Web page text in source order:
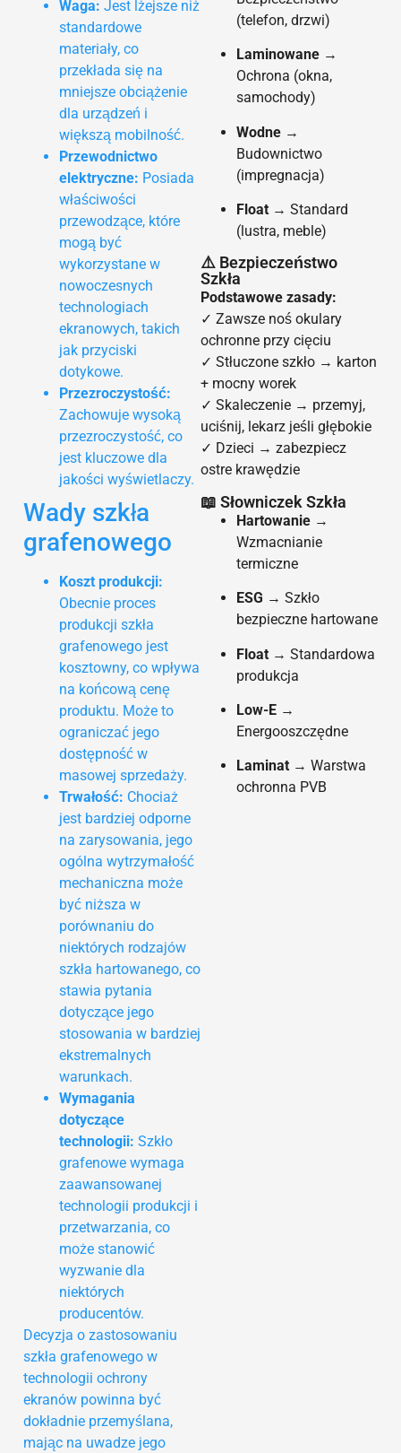
Waga: Jest lżejsze niż
standardowe
materiały, co
przekłada się na
mniejsze obciążenie
dla urządzeń i
większą mobilność.
Przewodnictwo
elektryczne: Posiada
właściwości
przewodzące, które
mogą być
wykorzystane w
nowoczesnych
technologiach
ekranowych, takich
jak przyciski
dotykowe.
Przezroczystość:
Zachowuje wysoką
przezroczystość, co
jest kluczowe dla
jakości wyświetlaczy.
Wady szkła
grafenowego
Koszt produkcji:
Obecnie proces
produkcji szkła
grafenowego jest
kosztowny, co wpływa
na końcową cenę
produktu. Może to
ograniczać jego
dostępność w
masowej sprzedaży.
Trwałość: Chociaż
jest bardziej odporne
na zarysowania, jego
ogólna wytrzymałość
mechaniczna może
być niższa w
porównaniu do
niektórych rodzajów
szkła hartowanego, co
stawia pytania
dotyczące jego
stosowania w bardziej
ekstremalnych
warunkach.
Wymagania
dotyczące
technologii: Szkło
grafenowe wymaga
zaawansowanej
technologii produkcji i
przetwarzania, co
może stanowić
wyzwanie dla
niektórych
producentów.
Decyzja o zastosowaniu
szkła grafenowego w
technologii ochrony
ekranów powinna być
dokładnie przemyślana,
mając na uwadze jego
(telefon, drzwi)
Laminowane →
Ochrona (okna,
samochody)
Wodne →
Budownictwo
(impregnacja)
Float → Standard
(lustra, meble)
⚠️ Bezpieczeństwo
Szkła
Podstawowe zasady:
✓ Zawsze noś okulary
ochronne przy cięciu
✓ Stłuczone szkło → karton
+ mocny worek
✓ Skaleczenie → przemyj,
uciśnij, lekarz jeśli głębokie
✓ Dzieci → zabezpiecz
ostre krawędzie
📖 Słowniczek Szkła
Hartowanie →
Wzmacnianie
termiczne
ESG → Szkło
bezpieczne hartowane
Float → Standardowa
produkcja
Low-E →
Energooszczędne
Laminat → Warstwa
ochronna PVB